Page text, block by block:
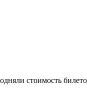
стоимость